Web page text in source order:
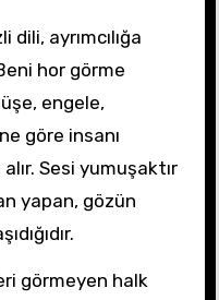
dili, ayrımcılığa
hor görme
engele,
göre insanı
Sesi yumuşaktır
yapan, gözün
görmeyen halk